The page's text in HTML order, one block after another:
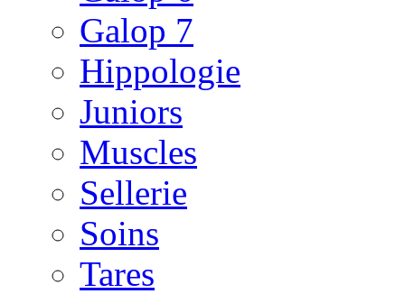
Galop 7
Hippologie
Juniors
Muscles
Sellerie
Soins
Tares